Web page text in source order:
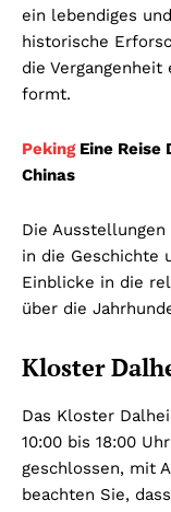
ein lebendiges
historische
die
formt.
Peking Eine
Chinas
Die
in die Geschichte
Einblicke in die
über die
Kloster
Das Kloster
10:00 bis 18:00
geschlossen, mit
beachten Sie,